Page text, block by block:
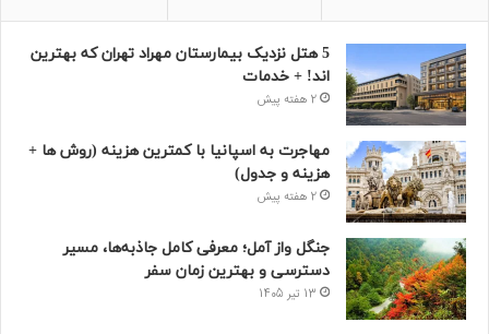
5 هتل نزدیک بیمارستان مهراد تهران که بهترین‌
اند! + خدمات
2 هفته پیش
مهاجرت به اسپانیا با کمترین هزینه (روش ها +
هزینه و جدول)
2 هفته پیش
جنگل واز آمل؛ معرفی کامل جاذبه‌ها، مسیر
دسترسی و بهترین زمان سفر
13 تیر 1405